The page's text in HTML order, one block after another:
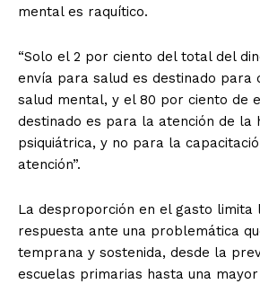
mental es raquítico.
“Solo el 2 por ciento del total del
envía para salud es destinado para
salud mental, y el 80 por ciento de
destinado es para la atención de la
psiquiátrica, y no para la
atención”.
La desproporción en el gasto limita
respuesta ante una problemática
temprana y sostenida, desde la
escuelas primarias hasta una